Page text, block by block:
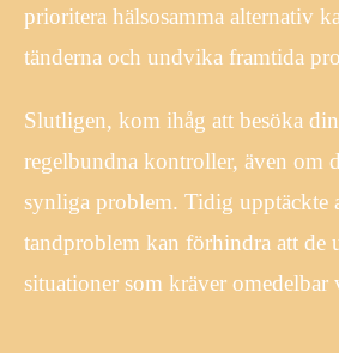
prioritera hälsosamma alternativ
tänderna och undvika framtida
Slutligen, kom ihåg att besöka
regelbundna kontroller, även om
synliga problem. Tidig upptäckte
tandproblem kan förhindra att de
situationer som kräver omedelbar